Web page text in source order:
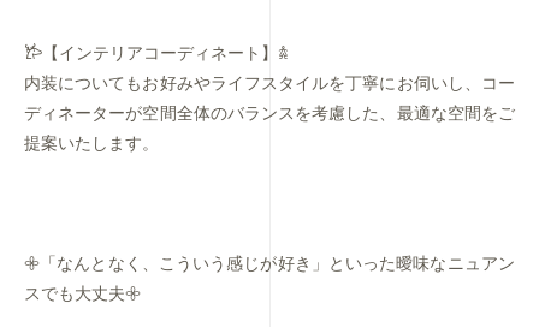
𐂂【インテリアコーディネート】𖠋
内装についてもお好みやライフスタイルを丁寧にお伺いし、
コー
ディネーターが空間全体のバランスを考慮した、 最適な空間をご
提案いたします。
𖧷「なんとなく、こういう感じが好き」 といった曖味なニュアン
スでも大丈夫𖧷